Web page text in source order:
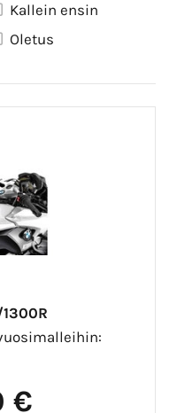
Kallein ensin
Oletus
€